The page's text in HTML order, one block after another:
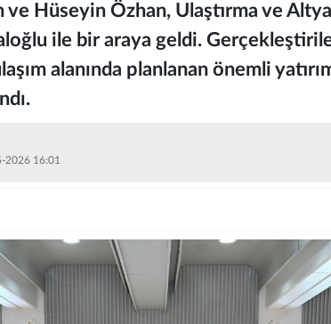
ve Hüseyin Özhan, Ulaştırma ve
ile bir araya geldi.
alanında planlanan önemli
2026 16:01